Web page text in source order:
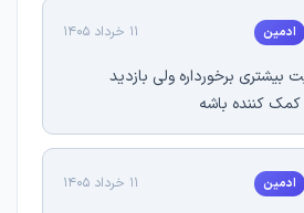
ادمین 11 خرداد 1405
بیشتری برخورداره ولی بازدید
کمک کننده باشه
ادمین 11 خرداد 1405